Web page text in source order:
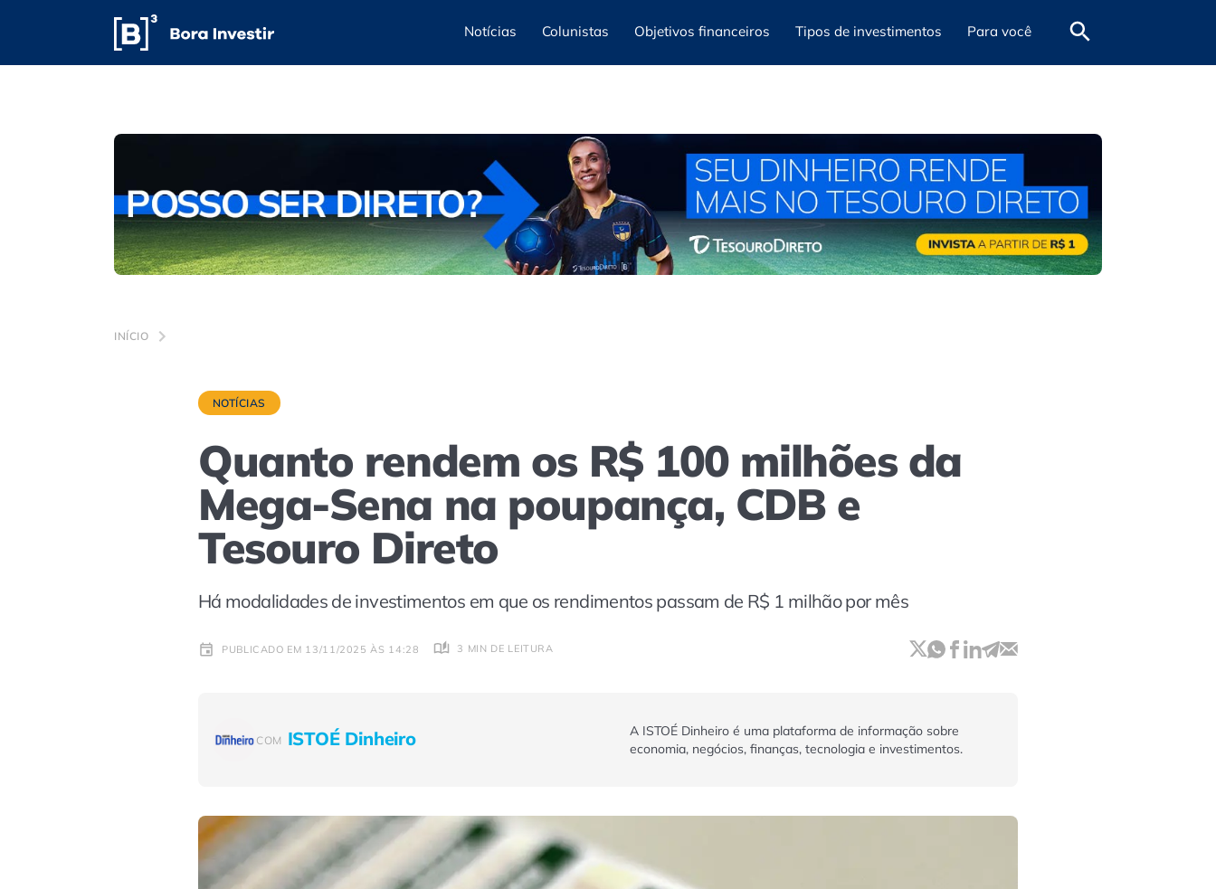
Notícias Colunistas Objetivos financeiros Tipos de investimentos Para você
INÍCIO
NOTÍCIAS
Quanto rendem os R$ 100 milhões da
Mega-Sena na poupança, CDB e
Tesouro Direto
Há modalidades de investimentos em que os rendimentos passam de R$ 1 milhão por mês
PUBLICADO EM 13/11/2025 ÀS 14:28 3 MIN DE LEITURA
COM ISTOÉ Dinheiro
A ISTOÉ Dinheiro é uma plataforma de informação sobre
economia, negócios, finanças, tecnologia e investimentos.